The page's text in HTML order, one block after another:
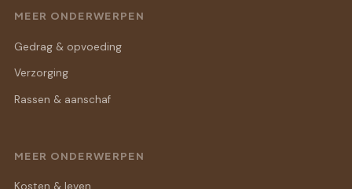
MEER ONDERWERPEN
Gedrag & opvoeding
Verzorging
Rassen & aanschaf
MEER ONDERWERPEN